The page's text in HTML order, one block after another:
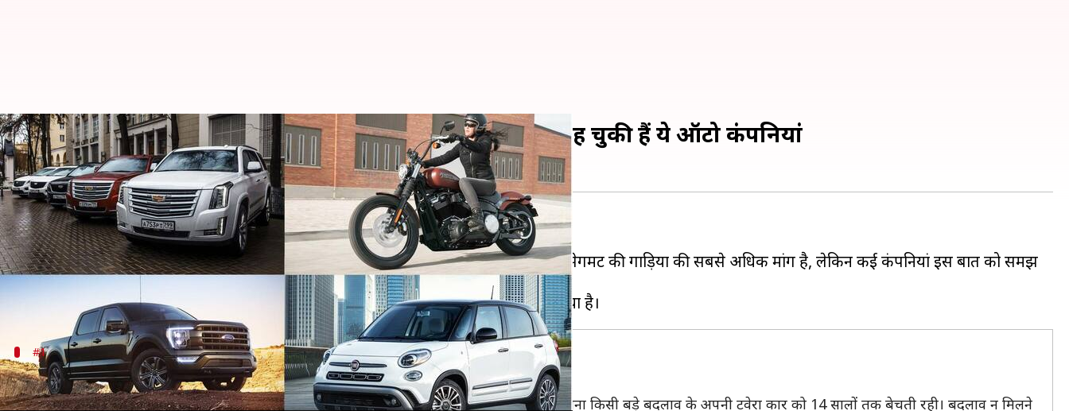
फोर्ड से लेकर जनरल मोटर्स तक, भारतीय बाजार को अलविदा कह चुकी हैं ये ऑटो कंपनियां
लेखन अविनाश Jul 22, 2022 09:30 pm
क्या है खबर?
बीते पांच सालों में दुनिया की कई दिग्गजऑटोमोबाइलकपनियों ने भारत से कारोबार समेट लिया है।
इन कंपनियों के फेल होने का सबसे बड़ा कारण भारतीय बाजार को न समझ पाना था। देश में बजट सेगमेंट की गाड़ियों की सबसे अधिक मांग है, लेकिन कई कंपनियां इस बात को समझ
नहीं पाईं और इस सेगमेंट पर ध्यान नहीं दिया।
#1
जनरल मोटर्स
जनरल मोटर्स(GM) ने 2017 से भारत में अपनी बिक्री बंद कर चुकी है। जानकारी के बता दें कि कंपनी बिना किसी बड़े बदलाव के अपनी टवेरा कार को 14 सालों तक बेचती रही। बदलाव न मिलने